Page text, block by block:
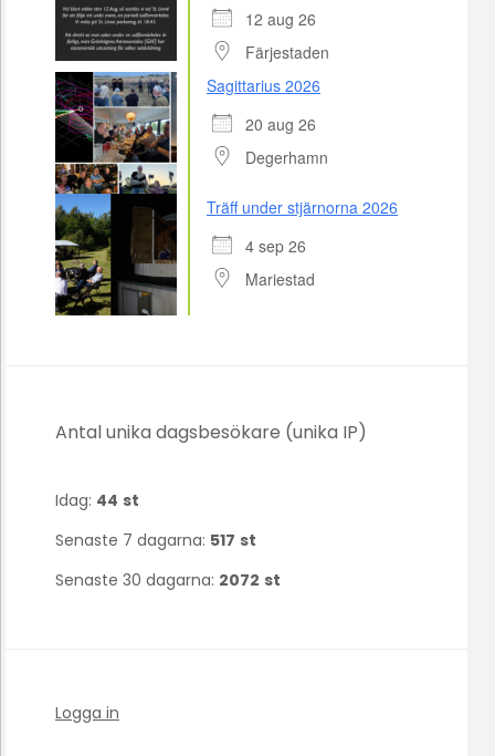
12 aug 26
Färjestaden
Sagittarius 2026
20 aug 26
Degerhamn
Träff under stjärnorna 2026
4 sep 26
Mariestad
Antal unika dagsbesökare (unika IP)
Idag: 44 st
Senaste 7 dagarna: 517 st
Senaste 30 dagarna: 2072 st
Logga in